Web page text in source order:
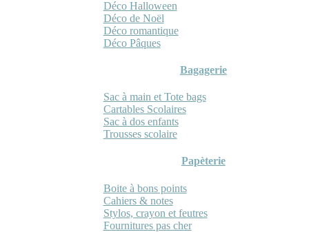
Déco Halloween
Déco de Noël
Déco romantique
Déco Pâques
Bagagerie
Sac à main et Tote bags
Cartables Scolaires
Sac à dos enfants
Trousses scolaire
Papèterie
Boite à bons points
Cahiers & notes
Stylos, crayon et feutres
Fournitures pas cher